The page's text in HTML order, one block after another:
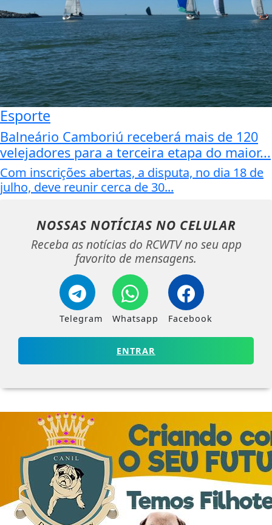
Esporte
Balneário Camboriú receberá mais de 120
velejadores para a terceira etapa do maior...
Com inscrições abertas, a disputa, no dia 18 de
julho, deve reunir cerca de 30...
NOSSAS NOTÍCIAS NO CELULAR
Receba as notícias do RCWTV no seu app
favorito de mensagens.
Telegram Whatsapp Facebook
ENTRAR